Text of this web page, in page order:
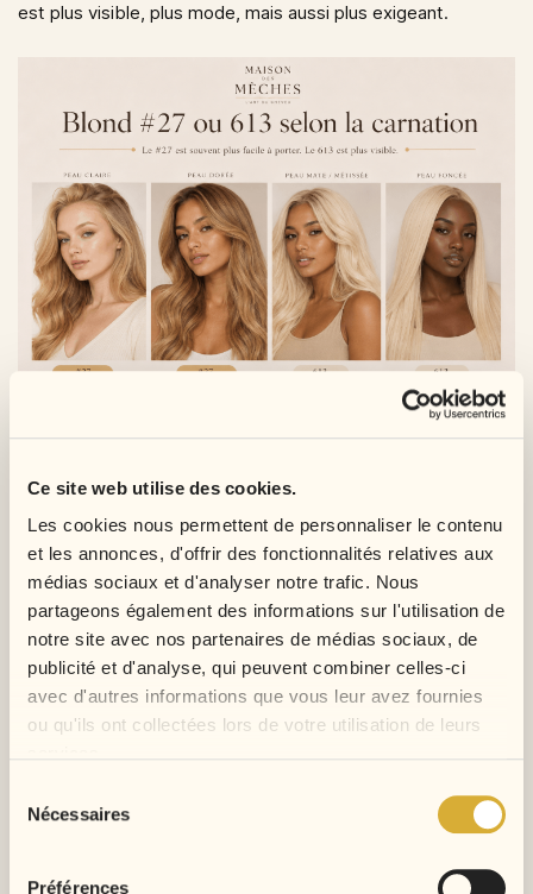
Ce site web utilise des cookies.
Les cookies nous permettent de personnaliser le contenu
et les annonces, d'offrir des fonctionnalités relatives aux
médias sociaux et d'analyser notre trafic. Nous
partageons également des informations sur l'utilisation de
notre site avec nos partenaires de médias sociaux, de
publicité et d'analyse, qui peuvent combiner celles-ci
avec d'autres informations que vous leur avez fournies
ou qu'ils ont collectées lors de votre utilisation de leurs
Nécessaires
Préférences
est plus visible, plus mode, mais aussi plus exigeant.
plus visible et demande un choix plus précis.
Couleur #27 : le blond miel pour
illuminer sans trop contraster
La couleur#27est un blond miel ou blond doré. Elle apporte
de la lumière au visage sans l’effet très clair du 613. Pour une
première perruque colorée, le #27 est souvent plus facile à
porter, surtout en ombré avec des racines foncées.
water wave, curly ou kinky curly. Il donne un effet plus